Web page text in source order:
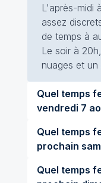
L'après-midi
assez
de temps à
Le soir à
nuages et un
Quel temps
Quel temps
Quel temps